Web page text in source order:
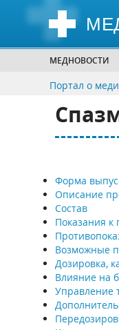
МЕДНОВОСТИ
Портал о
Форма
Описание
Состав
Показания
Возможные
Дозировка,
Влияние на
Управление